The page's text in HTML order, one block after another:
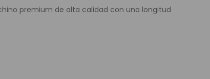
premium de alta calidad con una longitud